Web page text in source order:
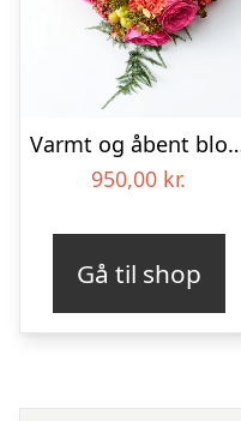
Varmt og åbent
950,00 kr.
Gå til shop